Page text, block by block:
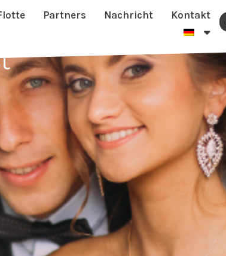
Partners Nachricht Kontakt